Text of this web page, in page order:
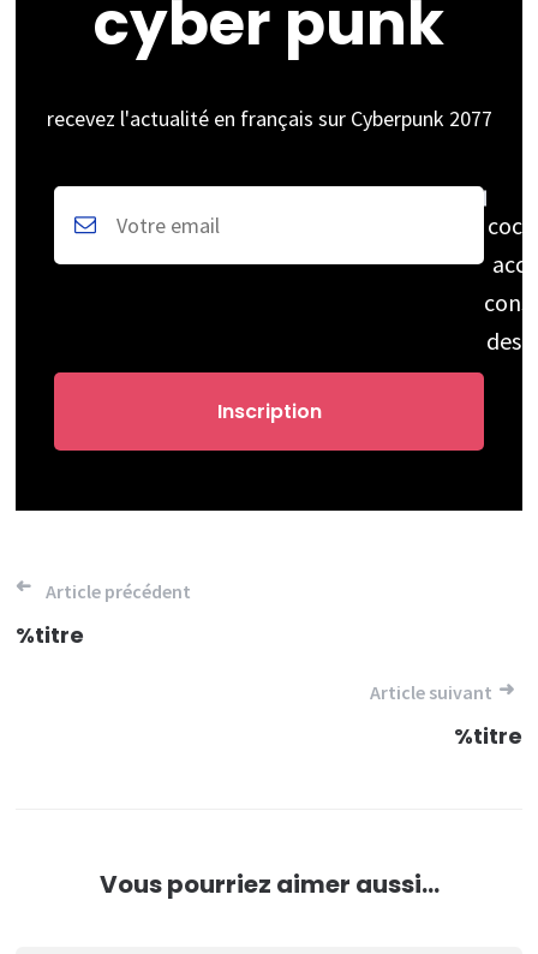
cyber punk
recevez l'actualité en français sur Cyberpunk 2077
des
Navigation
de
Article précédent
%titre
Article suivant
%titre
Vous pourriez aimer aussi...